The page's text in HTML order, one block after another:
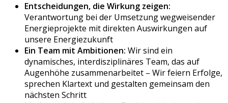
Entscheidungen, die Wirkung zeigen:
Verantwortung bei der Umsetzung wegweisender
Energieprojekte mit direkten Auswirkungen auf
unsere Energiezukunft
Ein Team mit Ambitionen: Wir sind ein
dynamisches, interdisziplinäres Team, das auf
Augenhöhe zusammenarbeitet – Wir feiern Erfolge,
sprechen Klartext und gestalten gemeinsam den
nächsten Schritt